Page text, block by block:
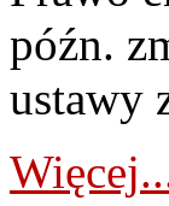
późn.
ustawy